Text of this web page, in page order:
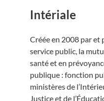
Intériale
Créée en 2008 par et
service public, la
santé et en
publique : fonction
ministères de
Justice et de